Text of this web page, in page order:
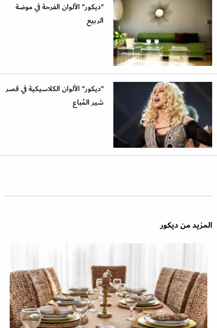
"ديكور" الألوان الفرحة في موضة
الربيع
"ديكور" الألوان الكلاسيكية في قصر
شير المُباع
المزيد من ديكور